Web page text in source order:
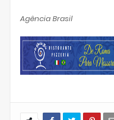
Agência Brasil